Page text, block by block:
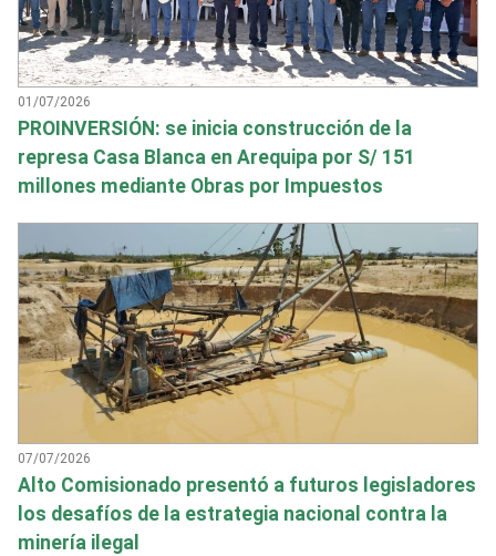
01/07/2026
PROINVERSIÓN: se inicia construcción de la
represa Casa Blanca en Arequipa por S/ 151
millones mediante Obras por Impuestos
07/07/2026
Alto Comisionado presentó a futuros legisladores
los desafíos de la estrategia nacional contra la
minería ilegal